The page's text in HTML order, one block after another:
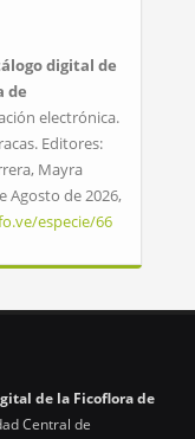
digital de
de
electrónica.
Editores:
Mayra
Agosto de 2026,
especie/66
de la Ficoflora de
Central de